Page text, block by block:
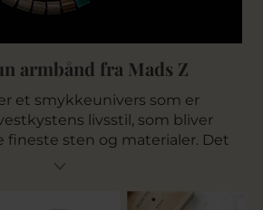
armbånd fra Mads Z
et smykkeunivers som er
livsstil, som bliver
fineste sten og materialer. Det
smykker hvor du kan vælge
eller du kan designe dit eget